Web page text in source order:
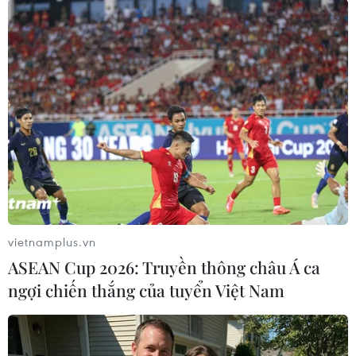
này hiện đang tăng lên mức kỷ lục mới, vượt
qua cả mức đỉnh đạt được vào tháng 1/2008.
Trong thời gian từ tháng 8/2012-8/2013, giá nhà
tại nước này đã tăng 3,8%, đưa mức giá trung
bình lên 247.000 bảng/căn (khoảng 395.200
USD)./.
(Vietnam+)
vietnamplus.vn
ASEAN Cup 2026: Truyền thông châu Á ca
ngợi chiến thắng của tuyển Việt Nam